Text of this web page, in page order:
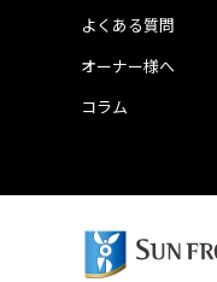
よくある質問
オーナー様へ
コラム